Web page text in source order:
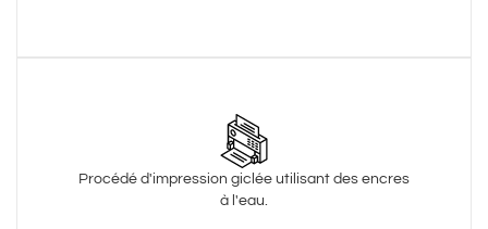
Procédé d'impression giclée utilisant des encres
à l'eau.